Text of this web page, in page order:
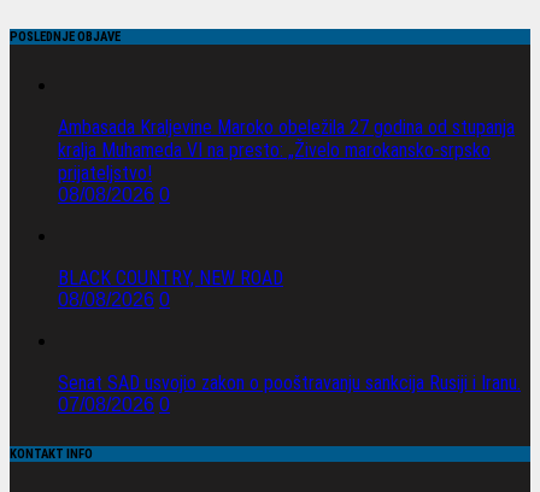
POSLEDNJE OBJAVE
Ambasada Kraljevine Maroko obeležila 27 godina od stupanja
kralja Muhameda VI na presto: „Živelo marokansko-srpsko
prijateljstvo!
08/08/2026 0
BLACK COUNTRY, NEW ROAD
08/08/2026 0
Senat SAD usvojio zakon o pooštravanju sankcija Rusiji i Iranu.
07/08/2026 0
KONTAKT INFO